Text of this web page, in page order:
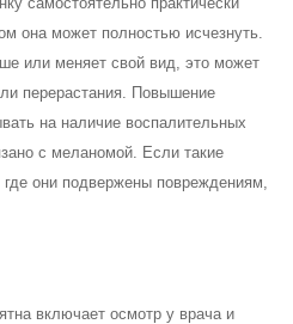
она может полностью исчезнуть.
или меняет свой вид, это может
перерастания. Повышение
на наличие воспалительных
с меланомой. Если такие
где они подвержены повреждениям,
включает осмотр у врача и